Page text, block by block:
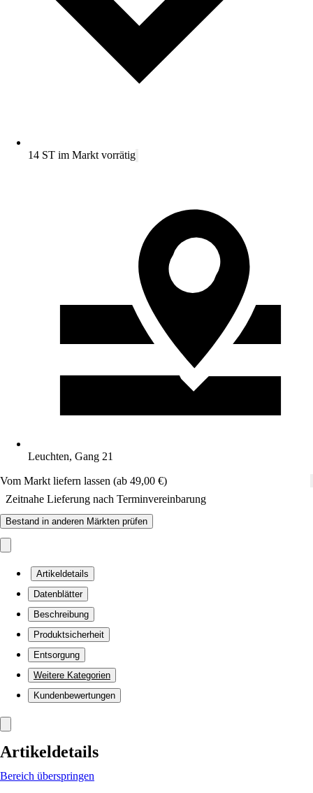
14 ST im Markt vorrätig
Leuchten, Gang 21
Vom Markt liefern lassen (ab 49,00 €)
Zeitnahe Lieferung nach Terminvereinbarung
Bestand in anderen Märkten prüfen
Artikeldetails
Datenblätter
Beschreibung
Produktsicherheit
Entsorgung
Weitere Kategorien
Kundenbewertungen
Artikeldetails
Bereich überspringen